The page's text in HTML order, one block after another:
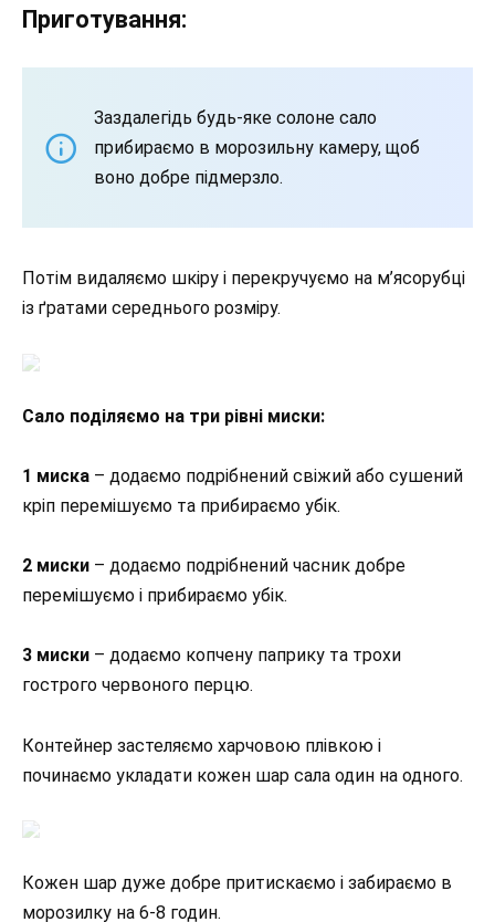
Приготування:
Заздалегідь будь-яке солоне сало
прибираємо в морозильну камеру, щоб
воно добре підмерзло.
Потім видаляємо шкіру і перекручуємо на м’ясорубці
із ґратами середнього розміру.
Сало поділяємо на три рівні миски:
1 миска – додаємо подрібнений свіжий або сушений
кріп перемішуємо та прибираємо убік.
2 миски – додаємо подрібнений часник добре
перемішуємо і прибираємо убік.
3 миски – додаємо копчену паприку та трохи
гострого червоного перцю.
Контейнер застеляємо харчовою плівкою і
починаємо укладати кожен шар сала один на одного.
Кожен шар дуже добре притискаємо і забираємо в
морозилку на 6-8 годин.